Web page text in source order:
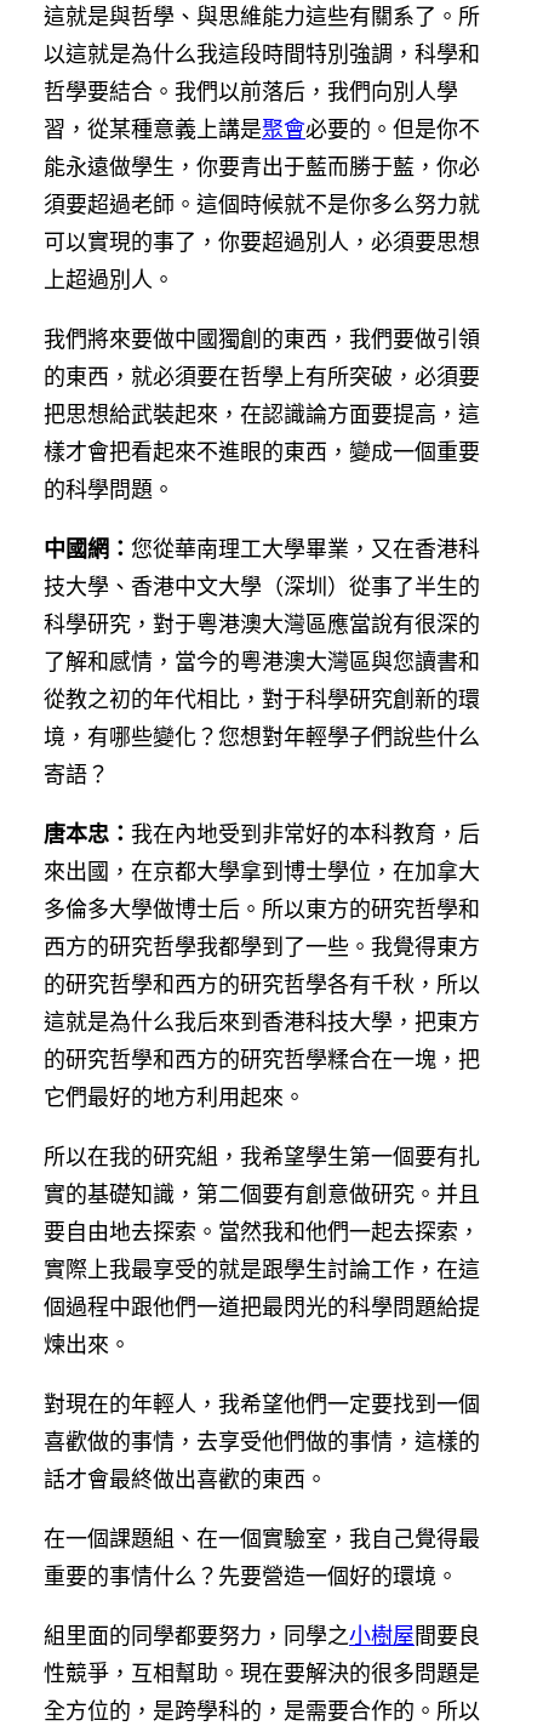
這就是與哲學、與思維能力這些有關系了。所
以這就是為什么我這段時間特別強調，科學和
哲學要結合。我們以前落后，我們向別人學
習，從某種意義上講是聚會必要的。但是你不
能永遠做學生，你要青出于藍而勝于藍，你必
須要超過老師。這個時候就不是你多么努力就
可以實現的事了，你要超過別人，必須要思想
上超過別人。
我們將來要做中國獨創的東西，我們要做引領
的東西，就必須要在哲學上有所突破，必須要
把思想給武裝起來，在認識論方面要提高，這
樣才會把看起來不進眼的東西，變成一個重要
的科學問題。
中國網： 您從華南理工大學畢業，又在香港科
技大學、香港中文大學（深圳）從事了半生的
科學研究，對于粵港澳大灣區應當說有很深的
了解和感情，當今的粵港澳大灣區與您讀書和
從教之初的年代相比，對于科學研究創新的環
境，有哪些變化？您想對年輕學子們說些什么
寄語？
唐本忠： 我在內地受到非常好的本科教育，后
來出國，在京都大學拿到博士學位，在加拿大
多倫多大學做博士后。所以東方的研究哲學和
西方的研究哲學我都學到了一些。我覺得東方
的研究哲學和西方的研究哲學各有千秋，所以
這就是為什么我后來到香港科技大學，把東方
的研究哲學和西方的研究哲學糅合在一塊，把
它們最好的地方利用起來。
所以在我的研究組，我希望學生第一個要有扎
實的基礎知識，第二個要有創意做研究。并且
要自由地去探索。當然我和他們一起去探索，
實際上我最享受的就是跟學生討論工作，在這
個過程中跟他們一道把最閃光的科學問題給提
煉出來。
對現在的年輕人，我希望他們一定要找到一個
喜歡做的事情，去享受他們做的事情，這樣的
話才會最終做出喜歡的東西。
在一個課題組、在一個實驗室，我自己覺得最
重要的事情什么？先要營造一個好的環境。
組里面的同學都要努力，同學之小樹屋間要良
性競爭，互相幫助。現在要解決的很多問題是
全方位的，是跨學科的，是需要合作的。所以